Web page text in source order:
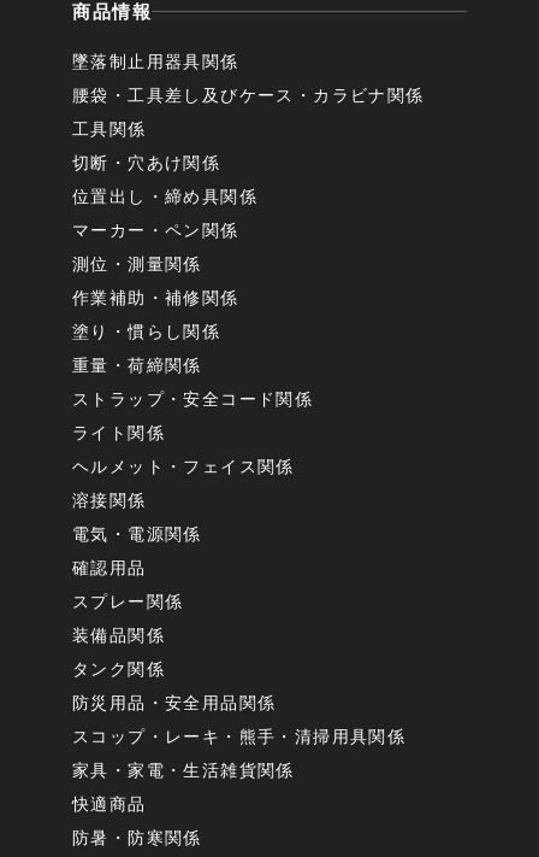
商品情報
墜落制止用器具関係
腰袋・工具差し及びケース・カラビナ関係
工具関係
切断・穴あけ関係
位置出し・締め具関係
マーカー・ペン関係
測位・測量関係
作業補助・補修関係
塗り・慣らし関係
重量・荷締関係
ストラップ・安全コード関係
ライト関係
ヘルメット・フェイス関係
溶接関係
電気・電源関係
確認用品
スプレー関係
装備品関係
タンク関係
防災用品・安全用品関係
スコップ・レーキ・熊手・清掃用具関係
家具・家電・生活雑貨関係
快適商品
防暑・防寒関係